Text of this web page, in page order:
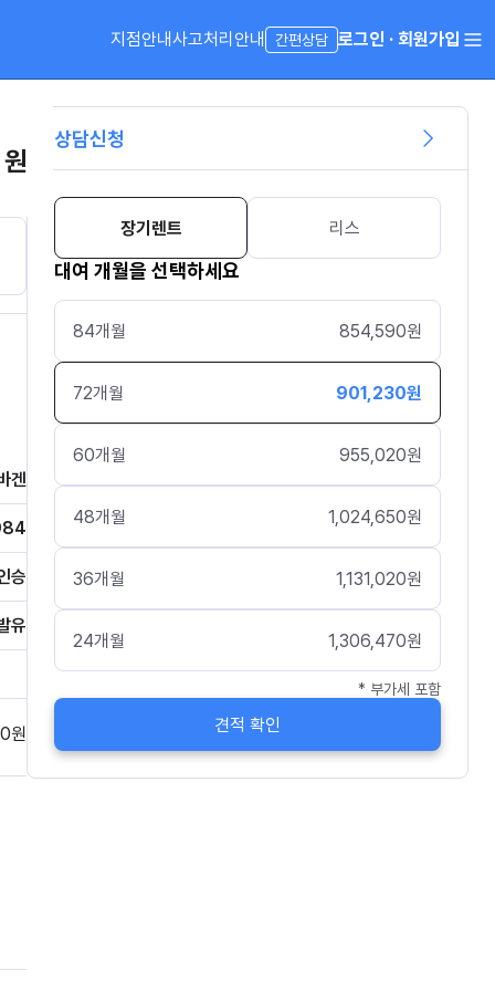
지점안내사고처리안내 간편상담 로그인 · 회원가입
겐
승
유
0원
상담신청
장기렌트 리스
대여 개월을 선택하세요
84개월 854,590원
72개월 901,230원
60개월 955,020원
48개월 1,024,650원
36개월 1,131,020원
24개월 1,306,470원
* 부가세 포함
견적 확인